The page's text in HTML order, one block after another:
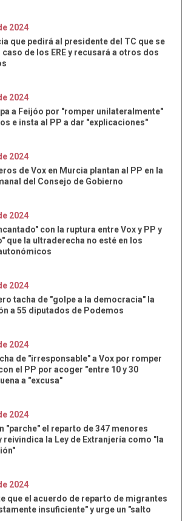
2024
que pedirá al presidente del TC que se
caso de los ERE y recusará a otros dos
2024
a Feijóo por "romper unilateralmente"
e insta al PP a dar "explicaciones"
2024
de Vox en Murcia plantan al PP en la
del Consejo de Gobierno
2024
con la ruptura entre Vox y PP y
que la ultraderecha no esté en los
2024
tacha de "golpe a la democracia" la
a 55 diputados de Podemos
2024
de "irresponsable" a Vox por romper
el PP por acoger "entre 10 y 30
a "excusa"
2024
"parche" el reparto de 347 menores
reivindica la Ley de Extranjería como "la
2024
que el acuerdo de reparto de migrantes
insuficiente" y urge un "salto